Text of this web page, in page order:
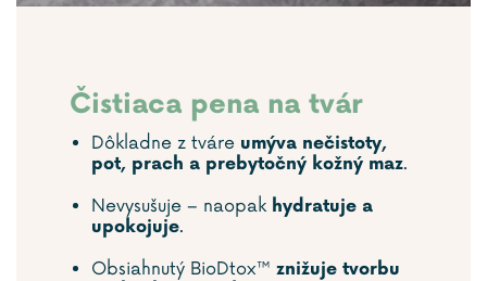
Čistiaca pena na tvár
Dôkladne z tváre umýva nečistoty,
pot, prach a prebytočný kožný maz.
Nevysušuje – naopak hydratuje a
upokojuje.
Obsiahnutý BioDtox™ znižuje tvorbu